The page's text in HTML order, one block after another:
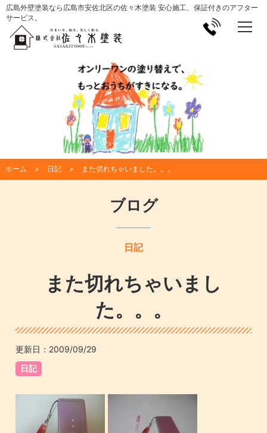
広島外壁塗装なら広島市安佐北区の佐々木塗装 安心施工、保証付きのアフター
サービス。
ホーム 日記 また切れちゃいました。。。
ブログ
日記
また切れちゃいまし
た。。。
更新日： 2009/09/29
日記